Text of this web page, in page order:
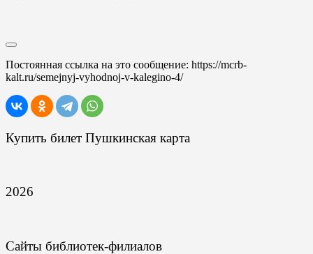
Постоянная ссылка на это сообщение: https://mcrb-
kalt.ru/semejnyj-vyhodnoj-v-kalegino-4/
Купить билет Пушкинская карта
2026
Сайты библиотек-филиалов